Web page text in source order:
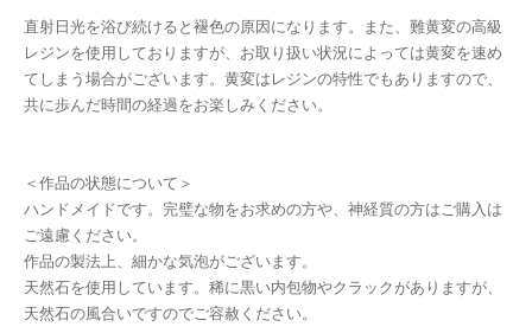
直射日光を浴び続けると褪色の原因になります。また、難黄変の高級
レジンを使用しておりますが、お取り扱い状況によっては黄変を速め
てしまう場合がございます。黄変はレジンの特性でもありますので、
共に歩んだ時間の経過をお楽しみください。
＜作品の状態について＞
ハンドメイドです。完璧な物をお求めの方や、神経質の方はご購入は
ご遠慮ください。
作品の製法上、細かな気泡がございます。
天然石を使用しています。稀に黒い内包物やクラックがありますが、
天然石の風合いですのでご容赦ください。